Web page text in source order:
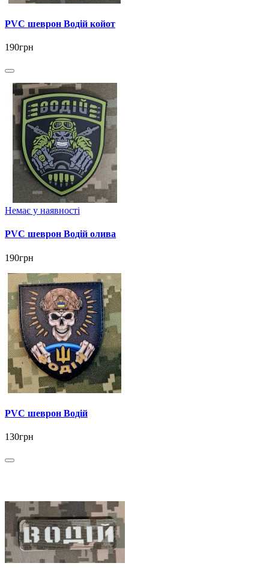
PVC шеврон Водій койот
190грн
Немає у наявності
PVC шеврон Водій олива
190грн
PVC шеврон Водій
130грн